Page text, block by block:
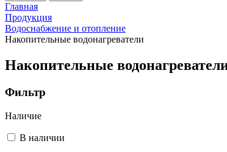
Главная
Продукция
Водоснабжение и отопление
Накопительные водонагреватели
Накопительные
Фильтр
Наличие
В наличии